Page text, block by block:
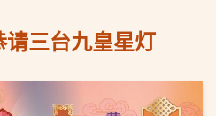
三台九皇星灯